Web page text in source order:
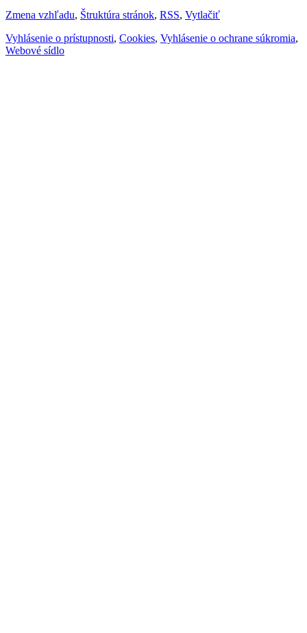
Zmena vzhľadu, Štruktúra stránok, RSS, Vytlačiť
Vyhlásenie o prístupnosti, Cookies, Vyhlásenie o ochrane súkromia,
Webové sídlo